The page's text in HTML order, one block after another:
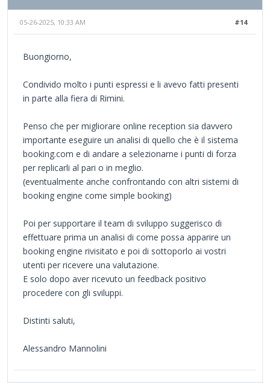
#14
05-26-2025, 10:33 AM
Buongiorno,
Condivido molto i punti espressi e li avevo fatti presenti
in parte alla fiera di Rimini.
Penso che per migliorare online reception sia davvero
importante eseguire un analisi di quello che è il sistema
booking.com e di andare a selezionarne i punti di forza
per replicarli al pari o in meglio.
(eventualmente anche confrontando con altri sistemi di
booking engine come simple booking)
Poi per supportare il team di sviluppo suggerisco di
effettuare prima un analisi di come possa apparire un
booking engine rivisitato e poi di sottoporlo ai vostri
utenti per ricevere una valutazione.
E solo dopo aver ricevuto un feedback positivo
procedere con gli sviluppi.
Distinti saluti,
Alessandro Mannolini